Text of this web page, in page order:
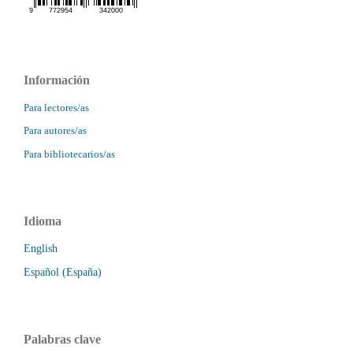
Información
Para lectores/as
Para autores/as
Para bibliotecarios/as
Idioma
English
Español (España)
Palabras clave